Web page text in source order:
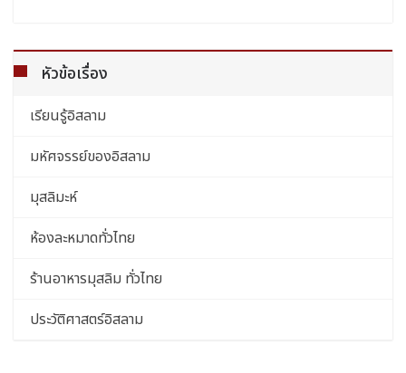
หัวข้อเรื่อง
เรียนรู้อิสลาม
มหัศจรรย์ของอิสลาม
มุสลิมะห์
ห้องละหมาดทั่วไทย
ร้านอาหารมุสลิม ทั่วไทย
ประวัติศาสตร์อิสลาม